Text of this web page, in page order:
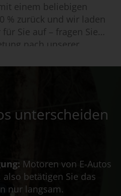
einem beliebigen
% zurück und wir laden
Sie auf – fragen Sie
nach unserer
unterscheiden
Motoren von E-Autos
betätigen Sie das
nur langsam.